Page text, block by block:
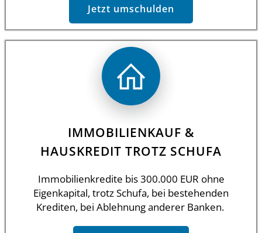
Jetzt umschulden
IMMOBILIENKAUF &
HAUSKREDIT TROTZ SCHUFA
Immobilienkredite bis 300.000 EUR ohne
Eigenkapital, trotz Schufa, bei bestehenden
Krediten, bei Ablehnung anderer Banken.